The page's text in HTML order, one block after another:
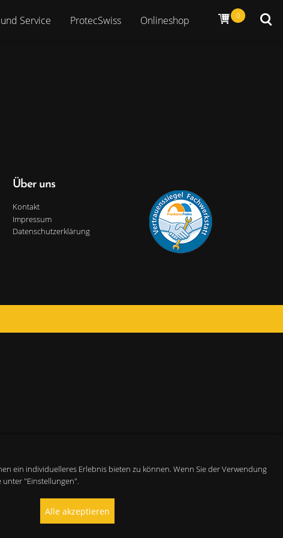
Service ProtecSwiss Onlineshop cart 0 search
Über uns
Kontakt
Impressum
Datenschutzerklärung
ein individuelleres Erlebnis bieten zu können. Wenn Sie der Verwendung
"Einstellungen".
Alle akzeptieren